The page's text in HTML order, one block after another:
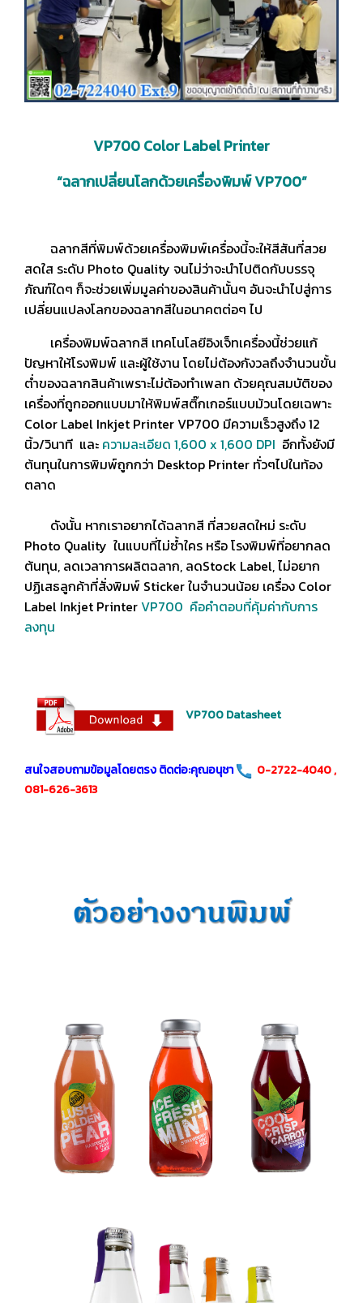
VP700 Color Label Printer
“ฉลากเปลี่ยนโลกด้วยเครื่องพิมพ์ VP700”
ฉลากสีที่พิมพ์ด้วยเครื่องพิมพ์เครื่องนี้จะให้สีสันที่สวย
สดใส ระดับ Photo Quality จนไม่ว่าจะนำไปติดกับบรรจุ
ภัณฑ์ใดๆ ก็จะช่วยเพิ่มมูลค่าของสินค้านั้นๆ อันจะนำไปสู่การ
เปลี่ยนแปลงโลกของฉลากสีในอนาคตต่อๆ ไป
เครื่องพิมพ์ฉลากสี เทคโนโลยีอิงเจ็ทเครื่องนี้ช่วยแก้
ปัญหาให้โรงพิมพ์ และผู้ใช้งาน โดยไม่ต้องกังวลถึงจำนวนขั้น
ต่ำของฉลากสินค้าเพราะไม่ต้องทำเพลท ด้วยคุณสมบัติของ
เครื่องที่ถูกออกแบบมาให้พิมพ์สติ๊กเกอร์แบบม้วนโดยเฉพาะ
Color Label Inkjet Printer VP700 มีความเร็วสูงถึง 12
นิ้ว/วินาที และ ความละเอียด 1,600 x 1,600 DPI อีกทั้งยังมี
ต้นทุนในการพิมพ์ถูกกว่า Desktop Printer ทั่วๆไปในท้อง
ตลาด
ดังนั้น หากเราอยากได้ฉลากสี ที่สวยสดใหม่ ระดับ
Photo Quality ในแบบที่ไม่ซ้ำใคร หรือ โรงพิมพ์ที่อยากลด
ต้นทุน, ลดเวลาการผลิตฉลาก, ลดStock Label, ไม่อยาก
ปฏิเสธลูกค้าที่สั่งพิมพ์ Sticker ในจำนวนน้อย เครื่อง Color
Label Inkjet PrinterVP700 คือคำตอบที่คุ้มค่ากับการ
ลงทุน
VP700 Datasheet
สนใจสอบถามข้อมูลโดยตรง ติดต่อ:คุณอนุชา
0-2722-4040 ,
081-626-3613